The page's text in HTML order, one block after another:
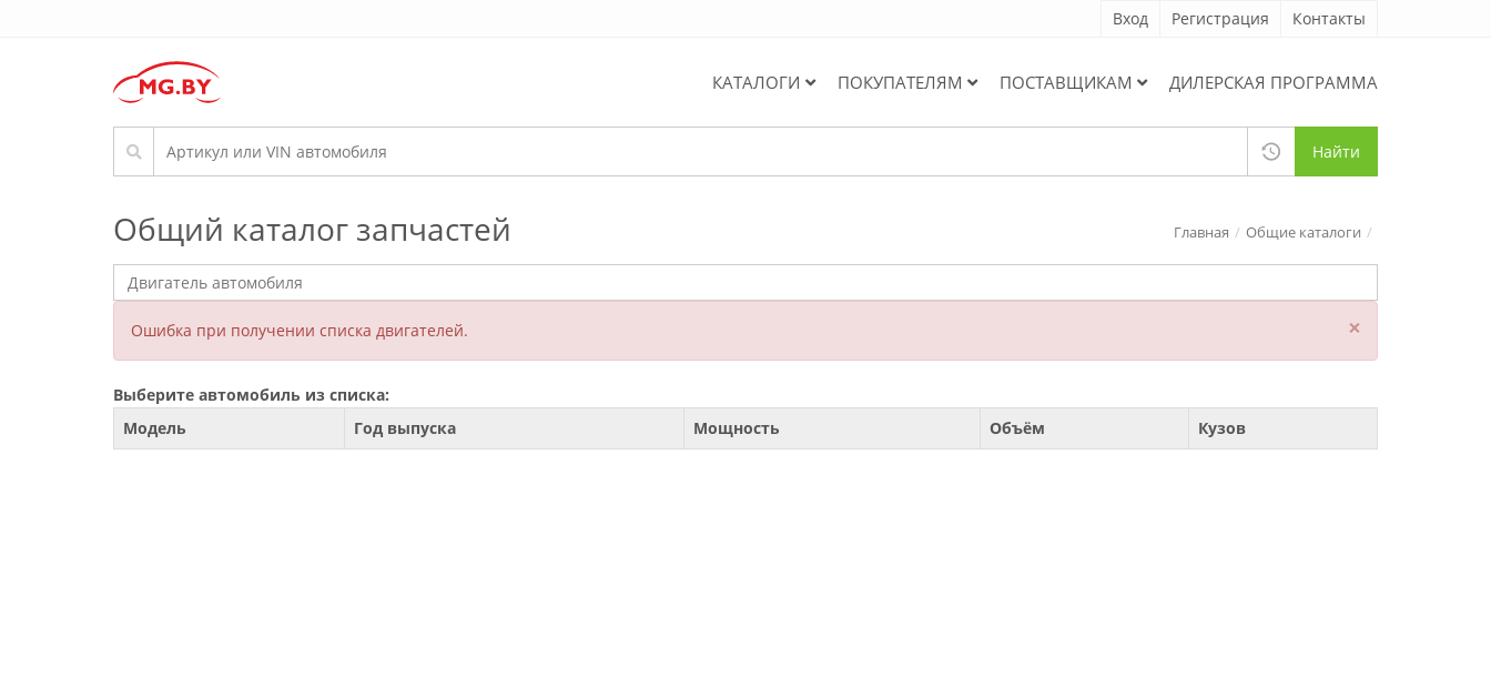
Вход Регистрация Контакты
КАТАЛОГИ ПОКУПАТЕЛЯМ ПОСТАВЩИКАМ ДИЛЕРСКАЯ ПРОГРАММА
Найти
Общий каталог запчастей Главная Общие каталоги
Ошибка при получении списка двигателей. ×
Выберите автомобиль из списка:
Модель
Год выпуска Мощность Объём Кузов